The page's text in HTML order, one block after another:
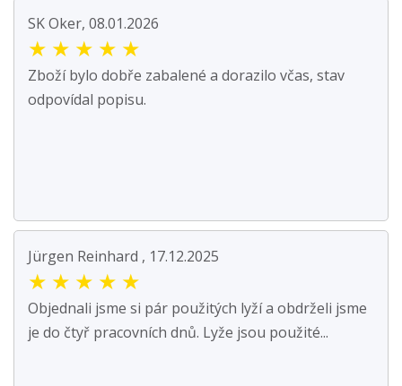
SK Oker, 08.01.2026
★ ★ ★ ★ ★
Zboží bylo dobře zabalené a dorazilo včas, stav
odpovídal popisu.
Jürgen Reinhard , 17.12.2025
★ ★ ★ ★ ★
Objednali jsme si pár použitých lyží a obdrželi jsme
je do čtyř pracovních dnů. Lyže jsou použité...